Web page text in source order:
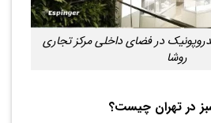
در فضای داخلی مرکز تجاری
روشا
در تهران چیست؟